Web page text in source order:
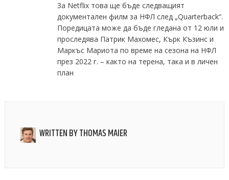
За Netflix това ще бъде следващият
документален филм за НФЛ след „Quarterback“.
Поредицата може да бъде гледана от 12 юли и
проследява Патрик Махомес, Кърк Къзинс и
Маркъс Мариота по време на сезона на НФЛ
през 2022 г. – както на терена, така и в личен
план
WRITTEN BYTHOMAS MAIER